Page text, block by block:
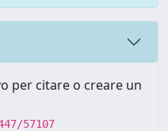
per citare o creare un
57107